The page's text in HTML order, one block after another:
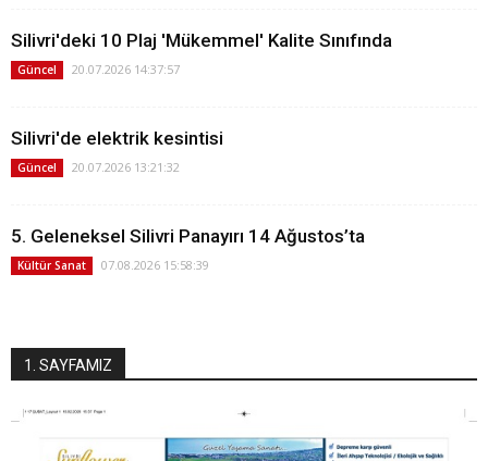
Silivri'deki 10 Plaj 'Mükemmel' Kalite Sınıfında
Güncel 20.07.2026 14:37:57
Silivri'de elektrik kesintisi
Güncel 20.07.2026 13:21:32
5. Geleneksel Silivri Panayırı 14 Ağustos’ta
Kültür Sanat 07.08.2026 15:58:39
1. SAYFAMIZ